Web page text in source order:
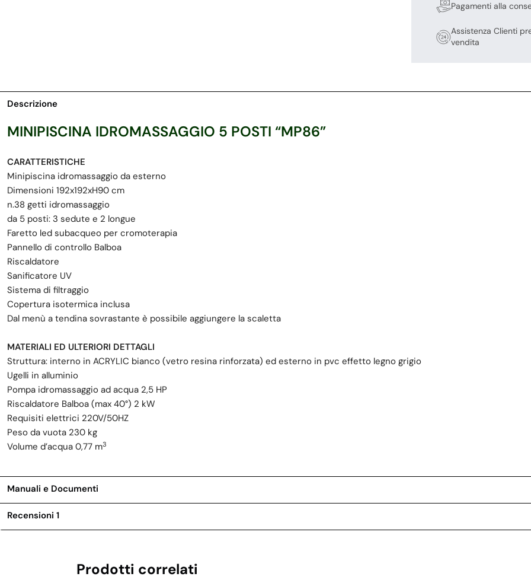
Pagamenti alla
Assistenza Clienti
vendita
Descrizione
MINIPISCINA IDROMASSAGGIO 5 POSTI “MP86”
CARATTERISTICHE
Minipiscina idromassaggio da esterno
Dimensioni 192x192xH90 cm
n.38 getti idromassaggio
da 5 posti: 3 sedute e 2 longue
Faretto led subacqueo per cromoterapia
Pannello di controllo Balboa
Riscaldatore
Sanificatore UV
Sistema di filtraggio
Copertura isotermica inclusa
Dal menù a tendina sovrastante è possibile aggiungere la scaletta
MATERIALI ED ULTERIORI DETTAGLI
Struttura: interno in ACRYLIC bianco (vetro resina rinforzata) ed esterno in pvc effetto legno grigio
Ugelli in alluminio
Pompa idromassaggio ad acqua 2,5 HP
Riscaldatore Balboa (max 40°) 2 kW
Requisiti elettrici 220V/50HZ
Peso da vuota 230 kg
Volume d’acqua 0,77 m3
Manuali e Documenti
Recensioni 1
Prodotti correlati